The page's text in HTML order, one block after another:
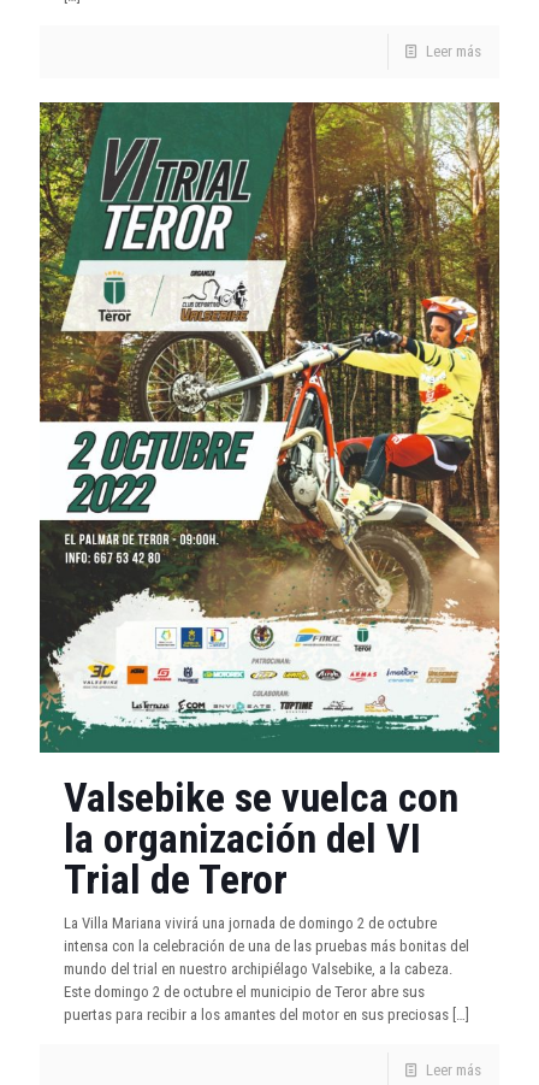
Leer más
Valsebike se vuelca con
la organización del VI
Trial de Teror
La Villa Mariana vivirá una jornada de domingo 2 de octubre
intensa con la celebración de una de las pruebas más bonitas del
mundo del trial en nuestro archipiélago Valsebike, a la cabeza.
Este domingo 2 de octubre el municipio de Teror abre sus
puertas para recibir a los amantes del motor en sus preciosas […]
Leer más